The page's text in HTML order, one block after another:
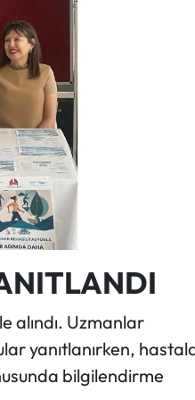
alındı. Uzmanlar
yanıtlanırken,
bilgilendirme